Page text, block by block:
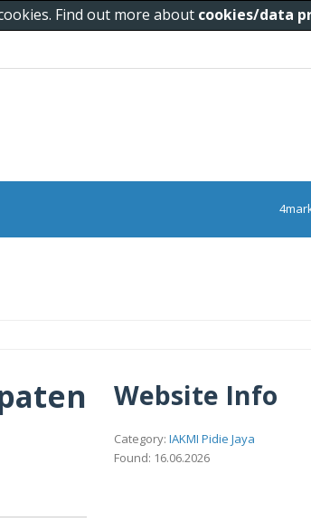
Find out more about cookies/data
Website Info
Category: IAKMI Pidie Jaya
Found: 16.06.2026